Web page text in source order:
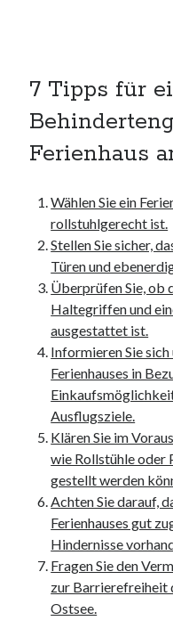
umzugskartons
Uncategorized
unterkünfte
wordpress
7 Tipps für
Ferienhaus
Wählen Sie ein
rollstuhlgerecht ist.
Stellen Sie sicher,
Türen und
Überprüfen Sie, ob
Haltegriffen und
ausgestattet ist.
Informieren Sie sich
Ferienhauses in
Ausflugsziele.
Klären Sie im
wie Rollstühle oder
gestellt werden
Achten Sie darauf,
Ferienhauses gut
Hindernisse
Fragen Sie den
zur Barrierefreiheit
Ostsee.